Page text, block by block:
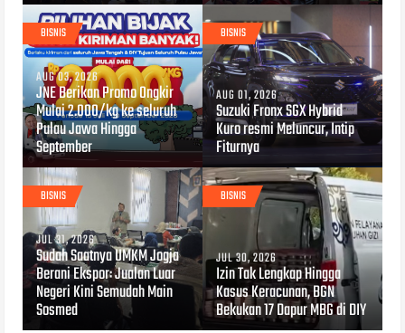
BISNIS
AUG 03, 2026
JNE Berikan Promo Ongkir
Mulai 2.000/kg ke seluruh
Pulau Jawa Hingga
September
BISNIS
AUG 01, 2026
Suzuki Fronx SGX Hybrid
Kuro resmi Meluncur, Intip
Fiturnya
BISNIS
JUL 31, 2026
Sudah Saatnya UMKM Jogja
Berani Ekspor: Jualan Luar
Negeri Kini Semudah Main
Sosmed
BISNIS
JUL 30, 2026
​Izin Tak Lengkap Hingga
Kasus Keracunan, BGN
Bekukan 17 Dapur MBG di DIY